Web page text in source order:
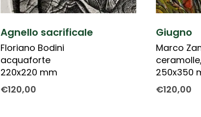
Agnello sacrificale
Floriano Bodini
acquaforte
220x220 mm
€120,00
Giugno
Marco
250x350
€120,00